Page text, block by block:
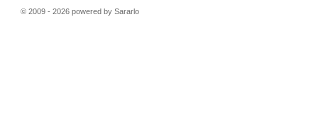
© 2009 - 2026 powered by Sararlo